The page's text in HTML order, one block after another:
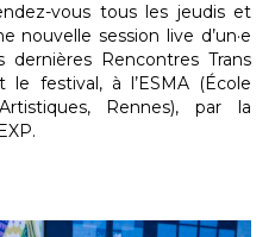
vous tous les jeudis et
nouvelle session live d’un·e
Rencontres Trans
le festival, à l’ESMA (École
Rennes), par la